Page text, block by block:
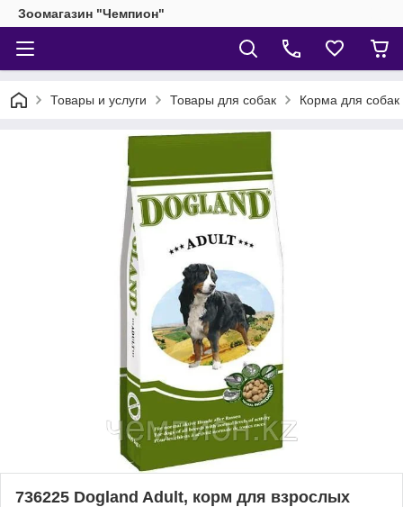
Зоомагазин "Чемпион"
Товары и услуги Товары для собак Корма для собак
736225 Dogland Adult, корм для взрослых